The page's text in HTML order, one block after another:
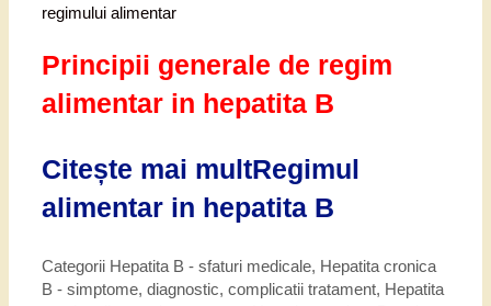
regimului alimentar
Principii generale de regim
alimentar in hepatita B
Citește mai multRegimul
alimentar in hepatita B
Categorii Hepatita B - sfaturi medicale, Hepatita cronica
B - simptome, diagnostic, complicatii tratament, Hepatita